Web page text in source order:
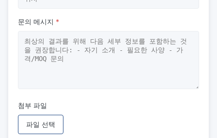
문의 메시지 *
첨부 파일
파일 선택